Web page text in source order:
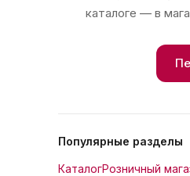
каталоге — в
Популярные разделы
КаталогРозничный